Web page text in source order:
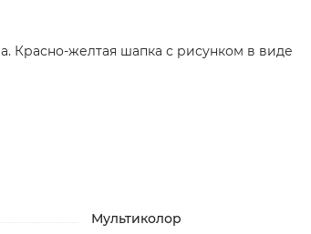
Красно-желтая шапка с рисунком в виде
Мультиколор